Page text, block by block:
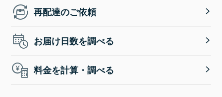
再配達のご依頼
お届け日数を調べる
料金を計算・調べる